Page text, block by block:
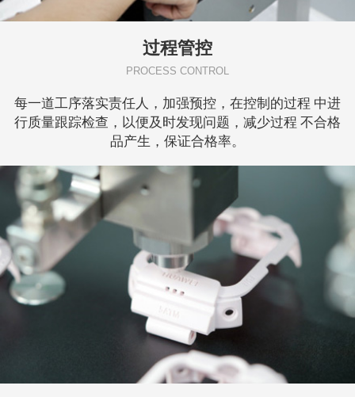
过程管控
PROCESS CONTROL
每一道工序落实责任人，加强预控，在控制的过程 中进
行质量跟踪检查，以便及时发现问题，减少过程 不合格
品产生，保证合格率。